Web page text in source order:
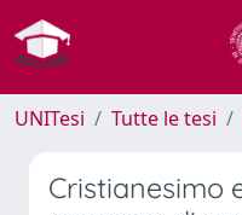
UNITesi Tutte le tesi
Cristianesimo